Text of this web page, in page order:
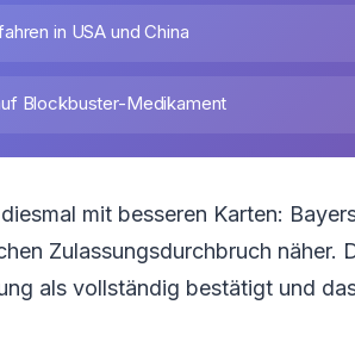
in USA und China
Blockbuster-Medikament
mit besseren Karten:
Zulassungsdurchbruch näher.
als vollständig bestätigt und